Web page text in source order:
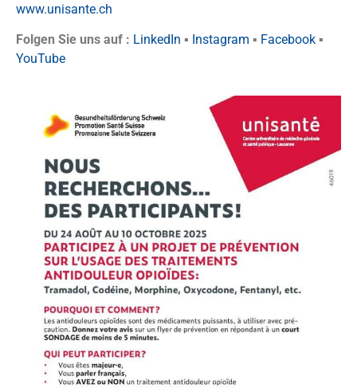
www.unisante.ch
Folgen Sie uns auf : LinkedIn ▪ Instagram ▪ Facebook ▪
YouTube